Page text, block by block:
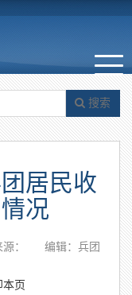
搜索
居民收
况
：
编辑：兵团
页